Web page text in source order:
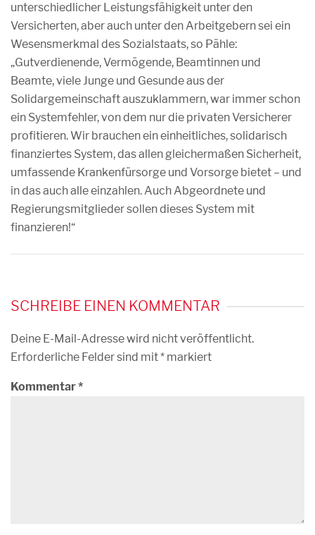
unterschiedlicher Leistungsfähigkeit unter den
Versicherten, aber auch unter den Arbeitgebern sei ein
Wesensmerkmal des Sozialstaats, so Pähle:
„Gutverdienende, Vermögende, Beamtinnen und
Beamte, viele Junge und Gesunde aus der
Solidargemeinschaft auszuklammern, war immer schon
ein Systemfehler, von dem nur die privaten Versicherer
profitieren. Wir brauchen ein einheitliches, solidarisch
finanziertes System, das allen gleichermaßen Sicherheit,
umfassende Krankenfürsorge und Vorsorge bietet – und
in das auch alle einzahlen. Auch Abgeordnete und
Regierungsmitglieder sollen dieses System mit
finanzieren!“
SCHREIBE EINEN KOMMENTAR
Deine E-Mail-Adresse wird nicht veröffentlicht.
Erforderliche Felder sind mit* markiert
Kommentar*